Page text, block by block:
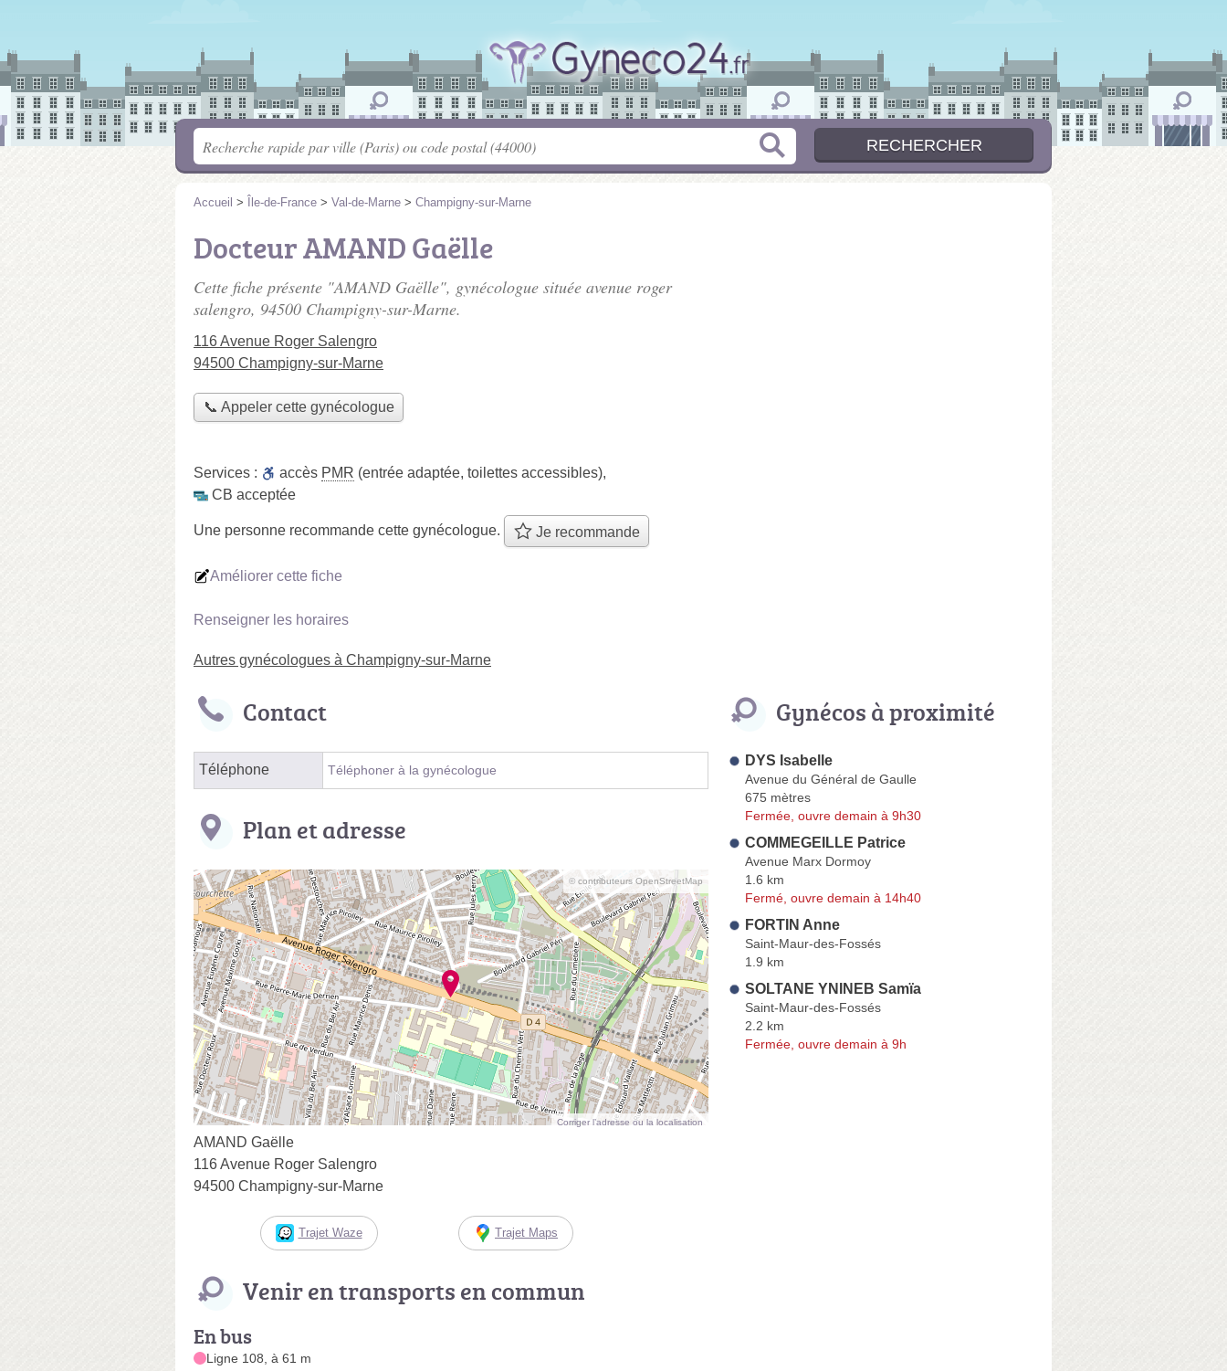
Accueil > Île-de-France > Val-de-Marne > Champigny-sur-Marne
Docteur AMAND Gaëlle
Cette fiche présente "AMAND Gaëlle", gynécologue située avenue roger
salengro, 94500 Champigny-sur-Marne.
116 Avenue Roger Salengro
94500 Champigny-sur-Marne
📞 Appeler cette gynécologue
Services : accès PMR (entrée adaptée, toilettes accessibles),
CB acceptée
Une personne recommande cette gynécologue. Je recommande
Améliorer cette fiche
Renseigner les horaires
Autres gynécologues à Champigny-sur-Marne
Contact
Téléphone Téléphoner à la gynécologue
Plan et adresse
© contributeurs OpenStreetMap
Corriger l’adresse ou la localisation
AMAND Gaëlle
116 Avenue Roger Salengro
94500 Champigny-sur-Marne
Trajet Waze Trajet Maps
Venir en transports en commun
En bus
Ligne 108, à 61 m
Gynécos à proximité
DYS Isabelle
Avenue du Général de Gaulle
675 mètres
Fermée, ouvre demain à 9h30
COMMEGEILLE Patrice
Avenue Marx Dormoy
1.6 km
Fermé, ouvre demain à 14h40
FORTIN Anne
Saint-Maur-des-Fossés
1.9 km
SOLTANE YNINEB Samïa
Saint-Maur-des-Fossés
2.2 km
Fermée, ouvre demain à 9h